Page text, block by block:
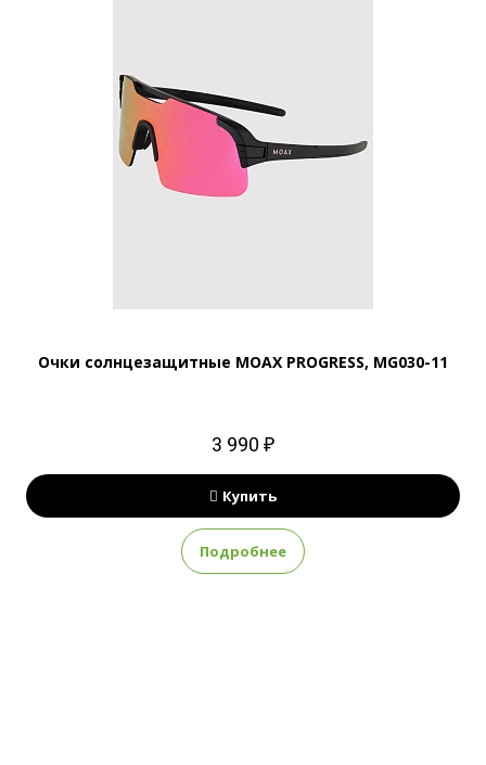
Очки солнцезащитные MOAX PROGRESS, MG030-11
3 990 ₽
Купить
Подробнее